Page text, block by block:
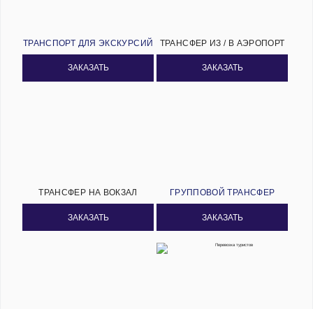
ТРАНСПОРТ ДЛЯ ЭКСКУРСИЙ
ЗАКАЗАТЬ
ТРАНСФЕР ИЗ / В АЭРОПОРТ
ЗАКАЗАТЬ
ТРАНСФЕР НА ВОКЗАЛ
ЗАКАЗАТЬ
ГРУППОВОЙ ТРАНСФЕР
ЗАКАЗАТЬ